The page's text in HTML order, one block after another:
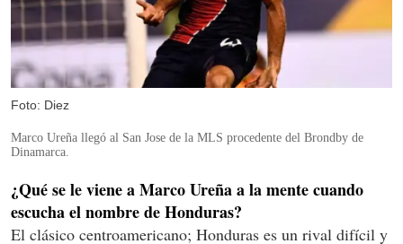
Foto: Diez
Marco Ureña llegó al San Jose de la MLS procedente del Brondby de
Dinamarca.
¿Qué se le viene a Marco Ureña a la mente cuando
escucha el nombre de Honduras?
El clásico centroamericano; Honduras es un rival difícil y